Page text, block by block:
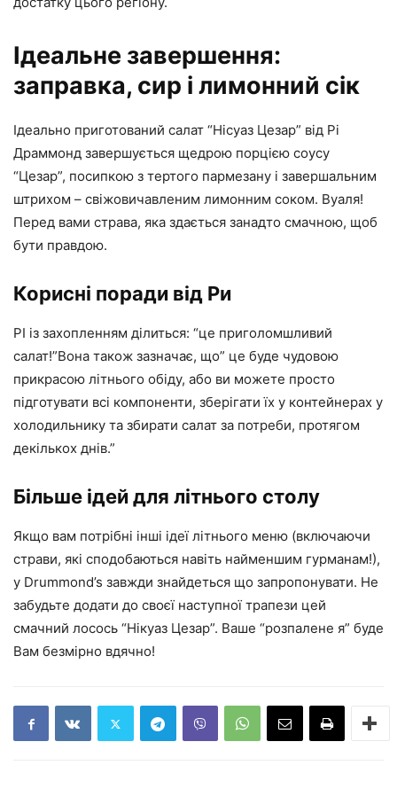
Ідеальне завершення:
заправка, сир і лимонний сік
Ідеально приготований салат “Нісуаз Цезар” від Рі
Драммонд завершується щедрою порцією соусу
“Цезар”, посипкою з тертого пармезану і завершальним
штрихом – свіжовичавленим лимонним соком. Вуаля!
Перед вами страва, яка здається занадто смачною, щоб
бути правдою.
Корисні поради від Ри
РІ із захопленням ділиться: “це приголомшливий
салат!”Вона також зазначає, що” це буде чудовою
прикрасою літнього обіду, або ви можете просто
підготувати всі компоненти, зберігати їх у контейнерах у
холодильнику та збирати салат за потреби, протягом
декількох днів.”
Більше ідей для літнього столу
Якщо вам потрібні інші ідеї літнього меню (включаючи
страви, які сподобаються навіть найменшим гурманам!),
у Drummond’s завжди знайдеться що запропонувати. Не
забудьте додати до своєї наступної трапези цей
смачний лосось “Нікуаз Цезар”. Ваше “розпалене я” буде
Вам безмірно вдячно!